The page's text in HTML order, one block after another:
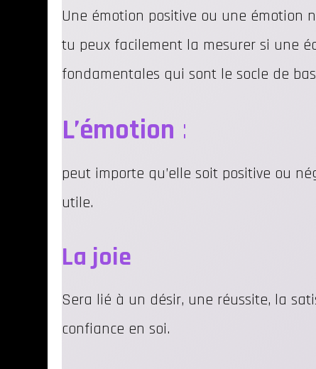
Une émotion positive ou une émotion
tu peux facilement la mesurer si une
fondamentales qui sont le socle de
L’émotion :
peut importe qu’elle soit positive ou
utile.
La joie
Sera lié à un désir, une réussite, la
confiance en soi.